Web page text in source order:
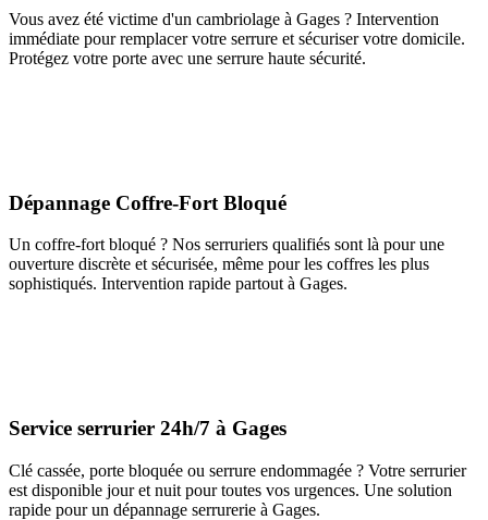
Vous avez été victime d'un cambriolage à Gages ? Intervention
immédiate pour remplacer votre serrure et sécuriser votre domicile.
Protégez votre porte avec une serrure haute sécurité.
Dépannage Coffre-Fort Bloqué
Un coffre-fort bloqué ? Nos serruriers qualifiés sont là pour une
ouverture discrète et sécurisée, même pour les coffres les plus
sophistiqués. Intervention rapide partout à Gages.
Service serrurier 24h/7 à Gages
Clé cassée, porte bloquée ou serrure endommagée ? Votre serrurier
est disponible jour et nuit pour toutes vos urgences. Une solution
rapide pour un dépannage serrurerie à Gages.